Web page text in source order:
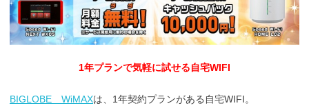
1年プランで気軽に試せる自宅WIFI
BIGLOBE WiMAXは、1年契約プランがある自宅WIFI。